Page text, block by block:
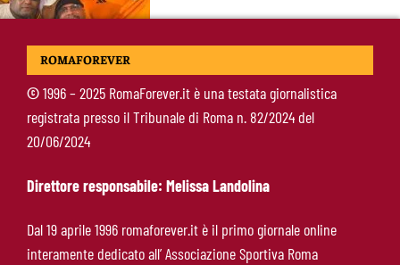
Roma, un ex rivela: “Alla Roma abbiamo
Soulé-Milan, la Roma detta le condizioni:
servono 35 milioni
ROMAFOREVER
©1996 – 2025 RomaForever.it è una testata giornalistica
registrata presso il Tribunale di Roma n. 82/2024 del
20/06/2024
Direttore responsabile: Melissa Landolina
Dal 19 aprile 1996 romaforever.it è il primo giornale online
interamente dedicato all’ Associazione Sportiva Roma